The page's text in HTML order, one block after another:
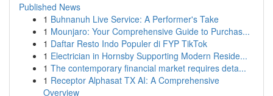
Published News
1 Buhnanuh Live Service: A Performer's Take
1 Mounjaro: Your Comprehensive Guide to Purchas...
1 Daftar Resto Indo Populer di FYP TikTok
1 Electrician in Hornsby Supporting Modern Reside...
1 The contemporary financial market requires deta...
1 Receptor Alphasat TX AI: A Comprehensive
Overview